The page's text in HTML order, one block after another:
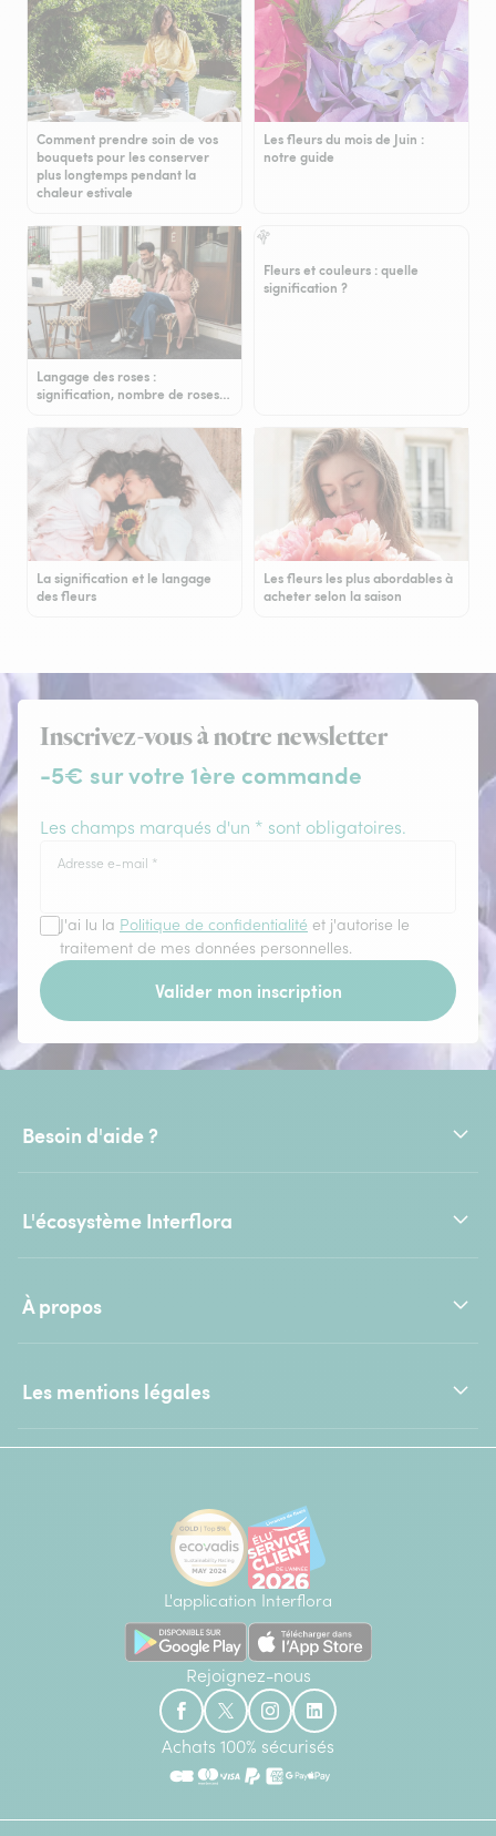
Comment prendre soin de vos
bouquets pour les conserver
plus longtemps pendant la
chaleur estivale
Les fleurs du mois de Juin :
notre guide
Langage des roses :
signification, nombre de roses…
Fleurs et couleurs : quelle
signification ?
La signification et le langage
des fleurs
Les fleurs les plus abordables à
acheter selon la saison
Inscrivez-vous à notre newsletter
-5€ sur votre 1ère commande
Les champs marqués d'un * sont obligatoires.
Adresse e-mail *
J'ai lu la Politique de confidentialité et j'autorise le
traitement de mes données personnelles.
Valider mon inscription
Besoin d'aide ?
L'écosystème Interflora
À propos
Les mentions légales
L'application Interflora
Rejoignez-nous
Achats 100% sécurisés